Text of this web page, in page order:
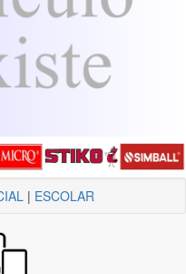
| ESCOLAR